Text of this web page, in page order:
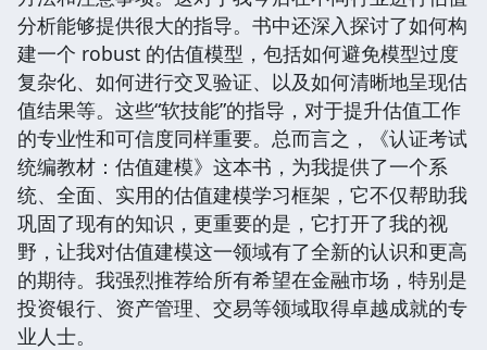
分析能够提供很大的指导。书中还深入探讨了如何构
建一个 robust 的估值模型，包括如何避免模型过度
复杂化、如何进行交叉验证、以及如何清晰地呈现估
值结果等。这些“软技能”的指导，对于提升估值工作
的专业性和可信度同样重要。总而言之，《认证考试
统编教材：估值建模》这本书，为我提供了一个系
统、全面、实用的估值建模学习框架，它不仅帮助我
巩固了现有的知识，更重要的是，它打开了我的视
野，让我对估值建模这一领域有了全新的认识和更高
的期待。我强烈推荐给所有希望在金融市场，特别是
投资银行、资产管理、交易等领域取得卓越成就的专
业人士。